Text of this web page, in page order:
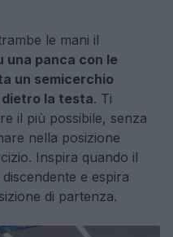
le mani il
una panca con le
un semicerchio
la testa. Ti
il più possibile, senza
nella posizione
Inspira quando il
e espira
di partenza.